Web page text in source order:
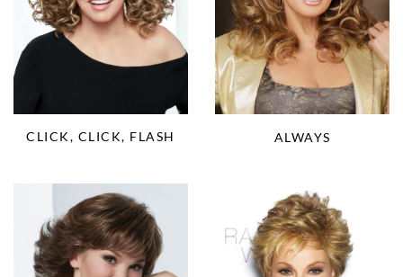
CLICK, CLICK, FLASH ALWAYS